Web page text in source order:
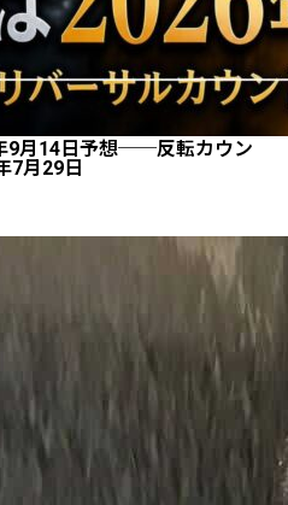
9月14日予想──反転カウン
7月29日